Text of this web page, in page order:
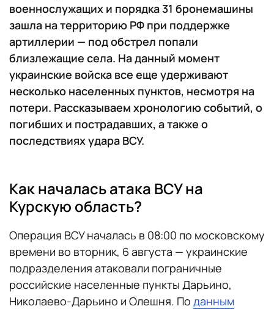
военнослужащих и порядка 31 бронемашины
зашла на территорию РФ при поддержке
артиллерии — под обстрел попали
близлежащие села. На данный момент
украинские войска все еще удерживают
несколько населенных пунктов, несмотря на
потери. Рассказываем хронологию событий, о
погибших и пострадавших, а также о
последствиях удара ВСУ.
Как началась атака ВСУ на
Курскую область?
Операция ВСУ началась в 08:00 по московскому
времени во вторник, 6 августа — украинские
подразделения атаковали пограничные
российские населенные пункты Дарьино,
Николаево-Дарьино и Олешня. По данным